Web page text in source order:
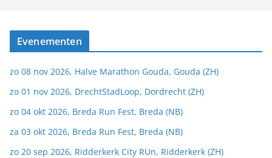
Evenementen
zo 08 nov 2026, Halve Marathon Gouda, Gouda (ZH)
zo 01 nov 2026, DrechtStadLoop, Dordrecht (ZH)
zo 04 okt 2026, Breda Run Fest, Breda (NB)
za 03 okt 2026, Breda Run Fest, Breda (NB)
zo 20 sep 2026, Ridderkerk City RUn, Ridderkerk (ZH)